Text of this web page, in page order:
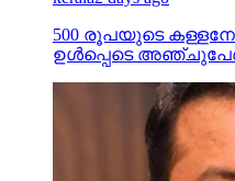
500 രൂപയുടെ
ഉള്‍പ്പെടെ